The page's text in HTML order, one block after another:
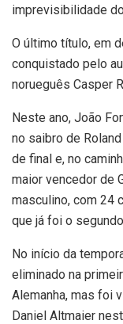
imprevisibilidade
O último título, em
conquistado pelo
norueguês Casper
Neste ano, João
no saibro de
de final e, no
maior vencedor de
masculino, com 24
que já foi o
No início da
eliminado na
Alemanha, mas foi
Daniel Altmaier